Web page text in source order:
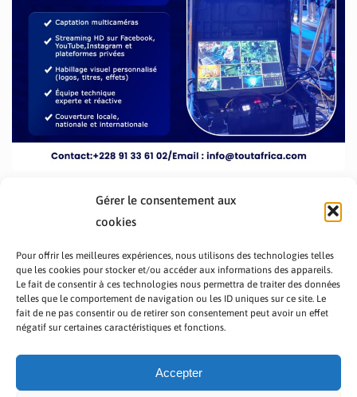
Gérer le consentement aux
cookies
Pour offrir les meilleures expériences, nous utilisons des technologies telles
que les cookies pour stocker et/ou accéder aux informations des appareils.
Le fait de consentir à ces technologies nous permettra de traiter des données
telles que le comportement de navigation ou les ID uniques sur ce site. Le
fait de ne pas consentir ou de retirer son consentement peut avoir un effet
négatif sur certaines caractéristiques et fonctions.
Accepter
PRÉSENTATION TOUTAFRICA
A PROPOS